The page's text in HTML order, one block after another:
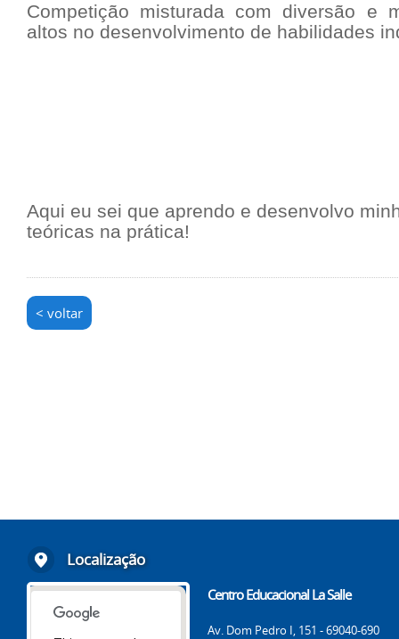
Competição misturada com diversão e
altos no desenvolvimento de habilidades
Aqui eu sei que aprendo e desenvolvo
teóricas na prática!
< voltar
Localização
Centro Educacional La Salle
Av. Dom Pedro I, 151 - 69040-690